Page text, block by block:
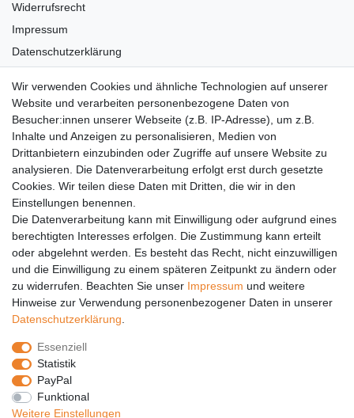
Widerrufsrecht
Impressum
Datenschutzerklärung
Versandkosten
Barrierefreiheit
Anleitungen
Vertrag widerrufen
PARTNER
DHL
GLS
PaketPLUS
SPONSORING
Malchower SV 90
Malchower Wölfe
ZERTIFIKATE
Wir verwenden Cookies und ähnliche Technologien auf unserer
Website und verarbeiten personenbezogene Daten von
Besucher:innen unserer Webseite (z.B. IP-Adresse), um z.B.
Inhalte und Anzeigen zu personalisieren, Medien von
Drittanbietern einzubinden oder Zugriffe auf unsere Website zu
analysieren. Die Datenverarbeitung erfolgt erst durch gesetzte
Cookies. Wir teilen diese Daten mit Dritten, die wir in den
Einstellungen benennen.
Die Datenverarbeitung kann mit Einwilligung oder aufgrund eines
berechtigten Interesses erfolgen. Die Zustimmung kann erteilt
oder abgelehnt werden. Es besteht das Recht, nicht einzuwilligen
und die Einwilligung zu einem späteren Zeitpunkt zu ändern oder
zu widerrufen. Beachten Sie unser Impressum und weitere
Hinweise zur Verwendung personenbezogener Daten in unserer
Daten­schutz­erklärung
Essenziell
Statistik
PayPal
Funktional
Weitere Einstellungen